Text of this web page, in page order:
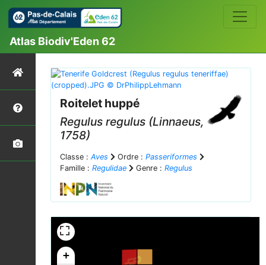
Atlas Biodiv'Eden 62
Roitelet huppé
Regulus regulus (Linnaeus,
1758)
Classe : Aves Ordre : Passeriformes
Famille : Regulidae Genre : Regulus
+